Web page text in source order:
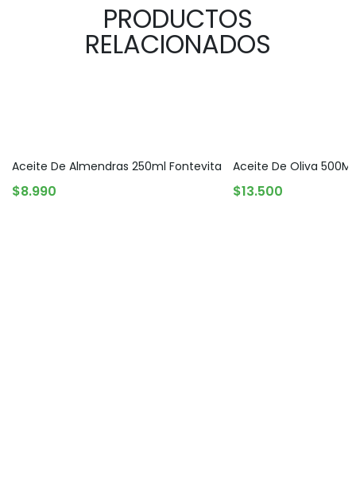
PRODUCTOS
RELACIONADOS
Aceite De Almendras 250ml Fontevita
$8.990
Aceite De Oliva 500ML
$13.500